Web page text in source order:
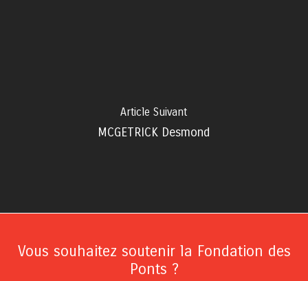
Article Suivant
MCGETRICK Desmond
Vous souhaitez soutenir la Fondation des
Ponts ?